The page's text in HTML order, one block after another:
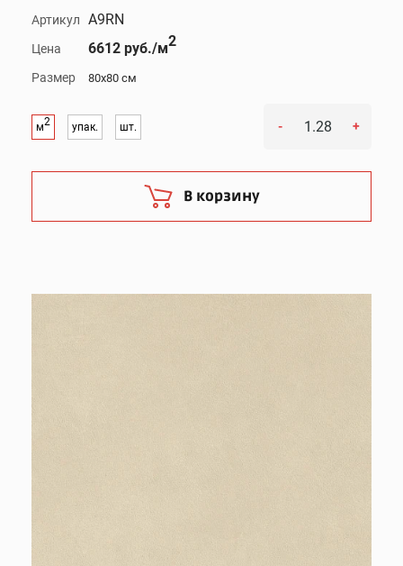
Артикул A9RN
Цена 6612 руб./м2
Размер 80x80 см
м2 упак. шт. - +
В корзину